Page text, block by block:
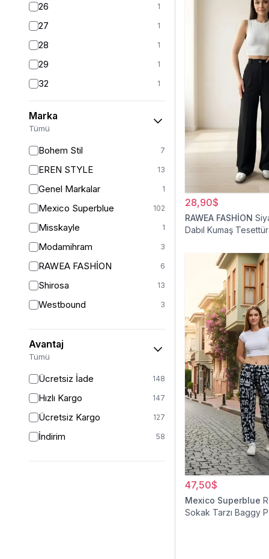
26 1
27 1
28 1
29 1
32 1
S 101
S/M 1
44 4
46
STANDART
Marka
Tümü
Bohem Stil 7
EREN STYLE 13
Genel Markalar 1
Mexico Superblue 102
Misskayle 1
Modamihram 3
RAWEA FASHİON 6
Shirosa 13
Westbound 3
Avantaj
Tümü
Ücretsiz İade 148
Hızlı Kargo 147
Ücretsiz Kargo 127
İndirim 58
28,90$
RAWEA FASHİON
Dabıl Kumaş
47,50$
Mexico Superblue
Sokak Tarzı Baggy